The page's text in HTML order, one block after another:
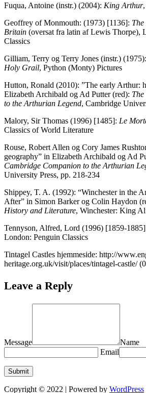
Fuqua, Antoine (instr.) (2004): King Arthur
Geoffrey of Monmouth: (1973) [1136]:
Britain (oversat fra latin af Lewis Thorpe),
Classics
Gilliam, Terry og Terry Jones (instr.) (1975):
Holy Grail, Python (Monty) Pictures
Hutton, Ronald (2010): ”The early Arthur:
Elizabeth Archibald og Ad Putter (red):
to the Arthurian Legend, Cambridge
Malory, Sir Thomas (1996) [1485]: Le
Classics of World Literature
Rouse, Robert Allen og Cory James
geography” in Elizabeth Archibald og Ad
Cambridge Companion to the Arthurian
University Press, pp. 218-234
Shippey, T. A. (1992): “Winchester in the
After” in Simon Barker og Colin Haydon
History and Literature, Winchester: King
Tennyson, Alfred, Lord (1996) [1859-
London: Penguin Classics
Tintagel Castles hjemmeside: http://
heritage.org.uk/visit/places/tintagel-castle/
Leave a Reply
Message
Name
Email
Copyright © 2022 | Powered by WordPress